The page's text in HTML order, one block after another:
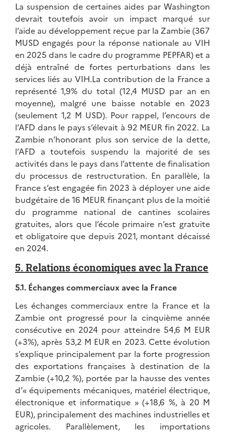
La suspension de certaines aides par Washington
devrait toutefois avoir un impact marqué sur
l’aide au développement reçue par la Zambie (367
MUSD engagés pour la réponse nationale au VIH
en 2025 dans le cadre du programme PEPFAR) et a
déjà entraîné de fortes perturbations dans les
services liés au VIH.La contribution de la France a
représenté 1,9% du total (12,4 MUSD par an en
moyenne), malgré une baisse notable en 2023
(seulement 1,2 M USD). Pour rappel, l’encours de
l’AFD dans le pays s’élevait à 92 MEUR fin 2022. La
Zambie n’honorant plus son service de la dette,
l’AFD a toutefois suspendu la majorité de ses
activités dans le pays dans l’attente de finalisation
du processus de restructuration. En parallèle, la
France s’est engagée fin 2023 à déployer une aide
budgétaire de 16 MEUR finançant plus de la moitié
du programme national de cantines scolaires
gratuites, alors que l’école primaire n’est gratuite
et obligatoire que depuis 2021, montant décaissé
en 2024.
5. Relations économiques avec la France
5.1. Échanges commerciaux avec la France
Les échanges commerciaux entre la France et la
Zambie ont progressé pour la cinquième année
consécutive en 2024 pour atteindre 54,6 M EUR
(+3%), après 53,2 M EUR en 2023. Cette évolution
s’explique principalement par la forte progression
des exportations françaises à destination de la
Zambie (+10,2 %), portée par la hausse des ventes
d’« équipements mécaniques, matériel électrique,
électronique et informatique » (+18,6 %, à 20 M
EUR), principalement des machines industrielles et
agricoles. Parallèlement, les importations